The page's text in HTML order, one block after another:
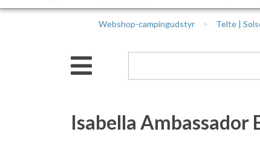
Webshop-campingudstyr Telte |
Isabella Ambassador